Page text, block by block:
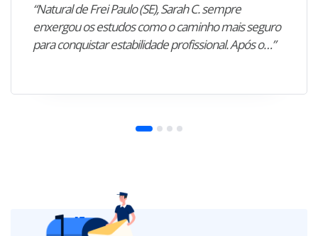
“Natural de Frei Paulo (SE), Sarah C. sempre
enxergou os estudos como o caminho mais seguro
para conquistar estabilidade profissional. Após o…”